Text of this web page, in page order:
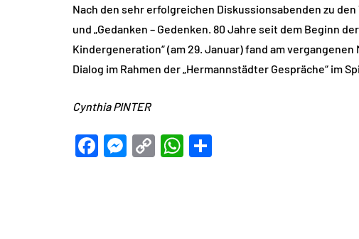
Nach den sehr erfolgreichen Diskussionsabenden zu den
und „Gedanken – Gedenken. 80 Jahre seit dem Beginn
Kindergeneration“ (am 29. Januar) fand am
Dialog im Rahmen der „Hermannstädter Gespräche“ im
Cynthia PINTER
Facebook
Messenger
CopyWhatsApp